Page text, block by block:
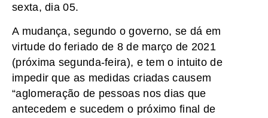
sexta, dia 05.
A mudança, segundo o governo, se dá em
virtude do feriado de 8 de março de 2021
(próxima segunda-feira), e tem o intuito de
impedir que as medidas criadas causem
“aglomeração de pessoas nos dias que
antecedem e sucedem o próximo final de